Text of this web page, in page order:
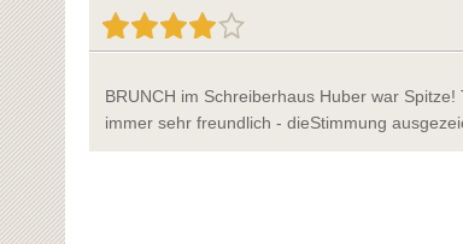
BRUNCH im Schreiberhaus Huber war
immer sehr freundlich - dieStimmung